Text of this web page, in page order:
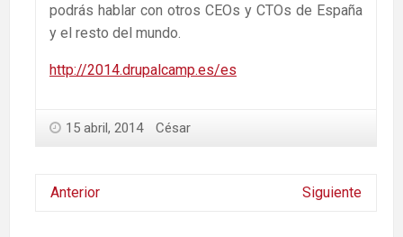
podrás hablar con otros CEOs y CTOs de España
y el resto del mundo.
http://2014.drupalcamp.es/es
15 abril, 2014 César
Anterior Siguiente